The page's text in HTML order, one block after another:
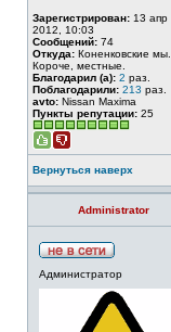
Зарегистрирован: 13 апр
2012, 10:03
Сообщений: 74
Откуда: Коненковские мы.
Короче, местные.
Благодарил (а): 2 раз.
Поблагодарили: 213 раз.
avto: Nissan Maxima
Пункты репутации: 25
Вернуться наверх
Administrator
Администратор